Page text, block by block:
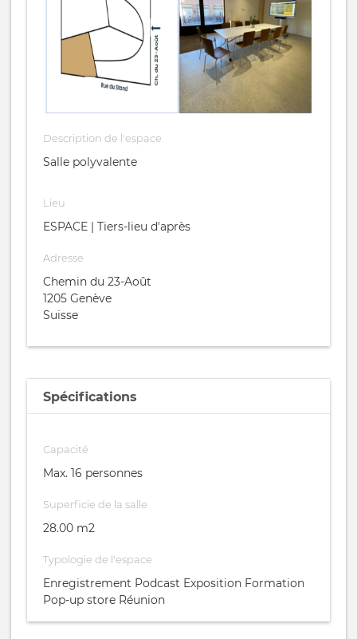
Description de l'espace
Salle polyvalente
Lieu
ESPACE | Tiers-lieu d'après
Adresse
Chemin du 23-Août
1205 Genève
Suisse
Spécifications
Capacité
Max. 16 personnes
Superficie de la salle
28.00 m2
Typologie de l'espace
Enregistrement Podcast Exposition Formation
Pop-up store Réunion